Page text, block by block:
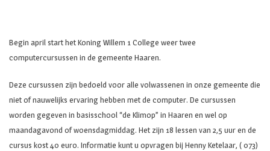
Begin april start het Koning Willem 1 College weer twee
computercursussen in de gemeente Haaren.
Deze cursussen zijn bedoeld voor alle volwassenen in onze gemeente die
niet of nauwelijks ervaring hebben met de computer. De cursussen
worden gegeven in basisschool “de Klimop” in Haaren en wel op
maandagavond of woensdagmiddag. Het zijn 18 lessen van 2,5 uur en de
cursus kost 40 euro. Informatie kunt u opvragen bij Henny Ketelaar, ( 073)